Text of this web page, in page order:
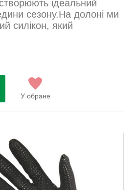
ідеальний
сезону.На долоні ми
силікон, який
наконечник покращує
У обране